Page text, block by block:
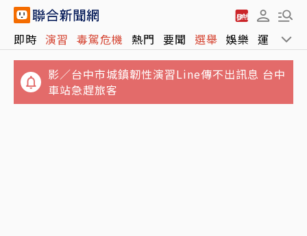
即時 演習 毒駕危機 熱門 要聞 選舉 娛樂 運動 全
車站急趕旅客
日媒爆料習近平1罕見舉動！令歐美外賓意外
真正矛頭指向美國